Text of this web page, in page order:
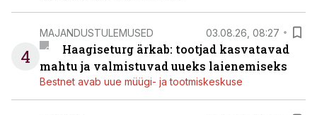
4
MAJANDUSTULEMUSED 03.08.26, 08:27
Haagiseturg ärkab: tootjad kasvatavad
mahtu ja valmistuvad uueks laienemiseks
Bestnet avab uue müügi- ja tootmiskeskuse